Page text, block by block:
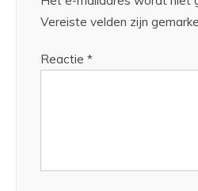
Vereiste velden zijn
Reactie *